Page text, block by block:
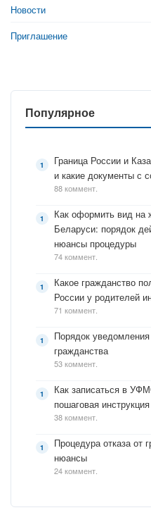
Новости
Приглашение
Популярное
Граница России и
и какие документы с
88 коммент.
Как оформить вид на
Беларуси: порядок
нюансы процедуры
74 коммент.
Какое гражданство
России у родителей
71 коммент.
Порядок
гражданства
53 коммент.
Как записаться в
пошаговая инструкция
38 коммент.
Процедура отказа от
нюансы
24 коммент.